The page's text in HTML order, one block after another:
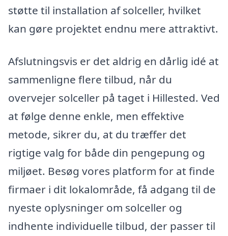
støtte til installation af solceller, hvilket
kan gøre projektet endnu mere attraktivt.
Afslutningsvis er det aldrig en dårlig idé at
sammenligne flere tilbud, når du
overvejer solceller på taget i Hillested. Ved
at følge denne enkle, men effektive
metode, sikrer du, at du træffer det
rigtige valg for både din pengepung og
miljøet. Besøg vores platform for at finde
firmaer i dit lokalområde, få adgang til de
nyeste oplysninger om solceller og
indhente individuelle tilbud, der passer til